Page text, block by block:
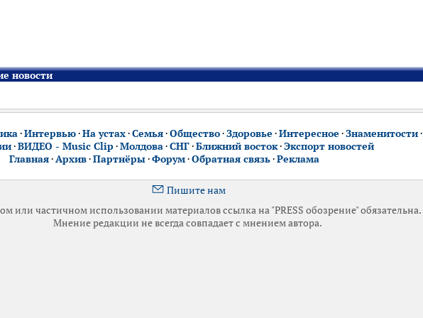
новости
·Интервью·На устах·Семья·Общество·Здоровье ·Интересное ·Знаменитости·
·ВИДЕО - Music Clip ·Молдова·СНГ·Ближний восток·Экспорт новостей
Главная·Архив·Партнёры·Форум·Обратная связь·Реклама
Пишите нам
или частичном использовании материалов ссылка на "PRESS обозрение" обязательна.
Мнение редакции не всегда совпадает с мнением автора.